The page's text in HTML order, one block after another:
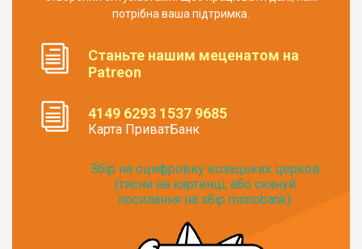
потрібна ваша підтримка.
Станьте нашим меценатом на
Patreon
4149 6293 1537 9685
Карта ПриватБанк
Збір на оцифровку козацьких церков
(тисни на картинці, або скануй
посилання на збір monobank):